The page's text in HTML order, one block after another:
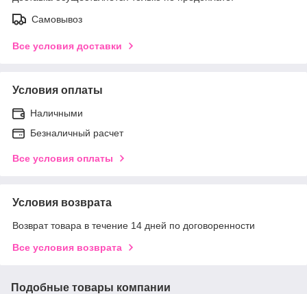
Самовывоз
Все условия доставки
Условия оплаты
Наличными
Безналичный расчет
Все условия оплаты
Условия возврата
Возврат товара в течение 14 дней по договоренности
Все условия возврата
Подобные товары компании